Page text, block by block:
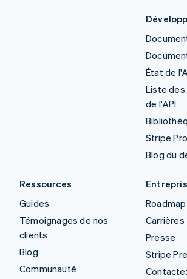
État de
Liste
de l'API
Stripe
Blog du
Ressources
Guides
Témoignages de nos
clients
Blog
Communauté
Carrières
Presse
Stripe